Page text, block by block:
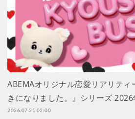
ABEMAオリジナル恋愛リアリテ
きになりました。』シリーズ
2026.07.21 02:00